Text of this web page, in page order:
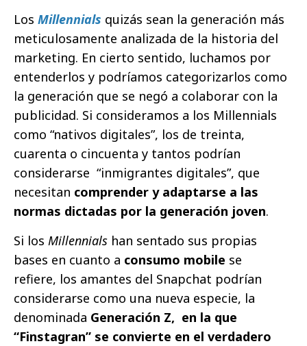
Los Millennials quizás sean la generación más
meticulosamente analizada de la historia del
marketing. En cierto sentido, luchamos por
entenderlos y podríamos categorizarlos como
la generación que se negó a colaborar con la
publicidad. Si consideramos a los Millennials
como “nativos digitales”, los de treinta,
cuarenta o cincuenta y tantos podrían
considerarse “inmigrantes digitales”, que
necesitan comprender y adaptarse a las
normas dictadas por la generación joven.
Si los Millennials han sentado sus propias
bases en cuanto a consumo mobile se
refiere, los amantes del Snapchat podrían
considerarse como una nueva especie, la
denominada Generación Z, en la que
“Finstagran” se convierte en el verdadero